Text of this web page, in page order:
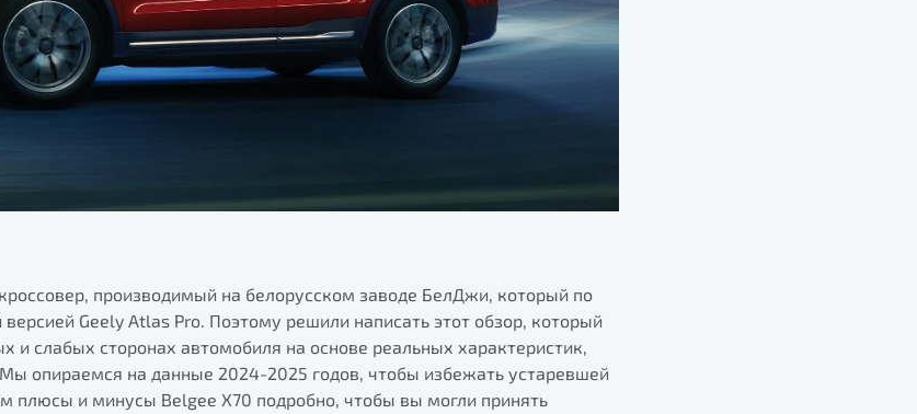
производимый на белорусском заводе БелДжи, который по
версией Geely Atlas Pro. Поэтому решили написать этот обзор, который
и слабых сторонах автомобиля на основе реальных характеристик,
опираемся на данные 2024-2025 годов, чтобы избежать устаревшей
плюсы и минусы Belgee X70 подробно, чтобы вы могли принять